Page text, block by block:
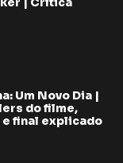
Um Novo Dia |
do filme,
final explicado